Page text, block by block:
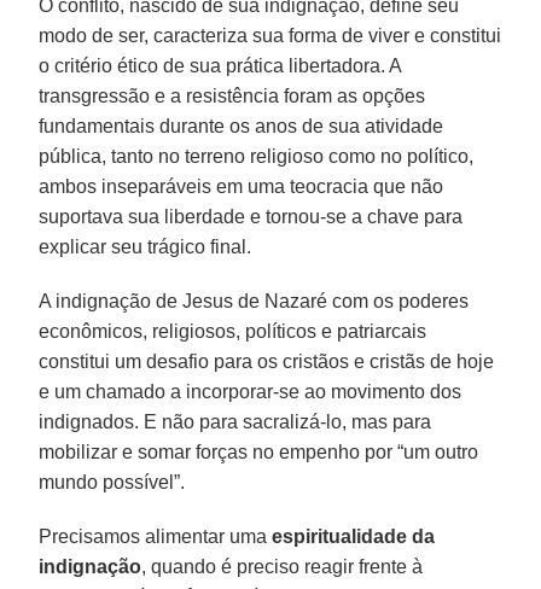
O conflito, nascido de sua indignação, define seu
modo de ser, caracteriza sua forma de viver e constitui
o critério ético de sua prática libertadora. A
transgressão e a resistência foram as opções
fundamentais durante os anos de sua atividade
pública, tanto no terreno religioso como no político,
ambos inseparáveis em uma teocracia que não
suportava sua liberdade e tornou-se a chave para
explicar seu trágico final.
A indignação de Jesus de Nazaré com os poderes
econômicos, religiosos, políticos e patriarcais
constitui um desafio para os cristãos e cristãs de hoje
e um chamado a incorporar-se ao movimento dos
indignados. E não para sacralizá-lo, mas para
mobilizar e somar forças no empenho por “um outro
mundo possível”.
Precisamos alimentar umaespiritualidade da
indignação, quando é preciso reagir frente à